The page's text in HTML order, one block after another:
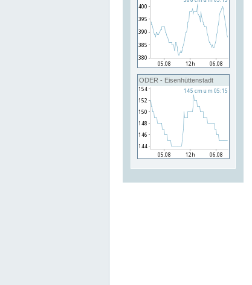
ODER - Eisenhüttenstadt